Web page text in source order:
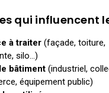
qui influencent
à traiter (façade, toiture,
silo…)
bâtiment (industriel,
équipement public)